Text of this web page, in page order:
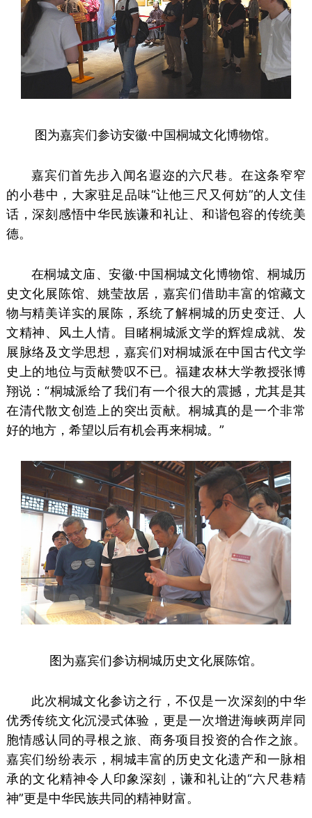
图为嘉宾们参访安徽·中国桐城文化博物馆。
嘉宾们首先步入闻名遐迩的六尺巷。在这条窄窄
的小巷中，大家驻足品味“让他三尺又何妨”的人文佳
话，深刻感悟中华民族谦和礼让、和谐包容的传统美
德。
在桐城文庙、安徽·中国桐城文化博物馆、桐城历
史文化展陈馆、姚莹故居，嘉宾们借助丰富的馆藏文
物与精美详实的展陈，系统了解桐城的历史变迁、人
文精神、风土人情。目睹桐城派文学的辉煌成就、发
展脉络及文学思想，嘉宾们对桐城派在中国古代文学
史上的地位与贡献赞叹不已。福建农林大学教授张博
翔说：“桐城派给了我们有一个很大的震撼，尤其是其
在清代散文创造上的突出贡献。桐城真的是一个非常
好的地方，希望以后有机会再来桐城。”
图为嘉宾们参访桐城历史文化展陈馆。
此次桐城文化参访之行，不仅是一次深刻的中华
优秀传统文化沉浸式体验，更是一次增进海峡两岸同
胞情感认同的寻根之旅、商务项目投资的合作之旅。
嘉宾们纷纷表示，桐城丰富的历史文化遗产和一脉相
承的文化精神令人印象深刻，谦和礼让的“六尺巷精
神”更是中华民族共同的精神财富。